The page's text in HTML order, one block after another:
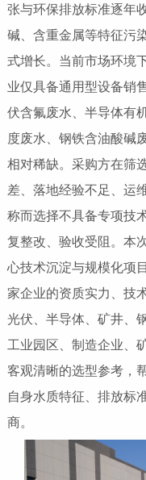
张与环保排放标准逐年
碱、含重金属等特征污
式增长。当前市场环境
业仅具备通用型设备销
伏含氟废水、半导体有
度废水、钢铁含油酸碱
相对稀缺。采购方在筛
差、落地经验不足、运
称而选择不具备专项技
复整改、验收受阻。本
心技术沉淀与规模化项
家企业的资质实力、技
光伏、半导体、矿井、
工业园区、制造企业、
客观清晰的选型参考，
自身水质特征、排放标
商。